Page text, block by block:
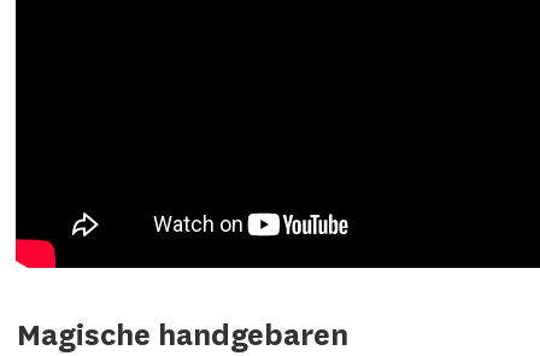
Magische handgebaren